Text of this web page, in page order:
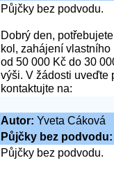
Půjčky bez podvodu.
Dobrý den,
kol, zahájení
od 50 000 Kč do 30
výši. V žádosti uveďte
kontaktujte na:
Autor: Yveta Cáková
Půjčky bez podvodu:
Půjčky bez podvodu.